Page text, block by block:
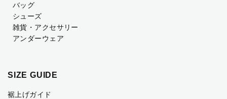
バッグ
シューズ
雑貨・アクセサリー
アンダーウェア
SIZE GUIDE
裾上げガイド